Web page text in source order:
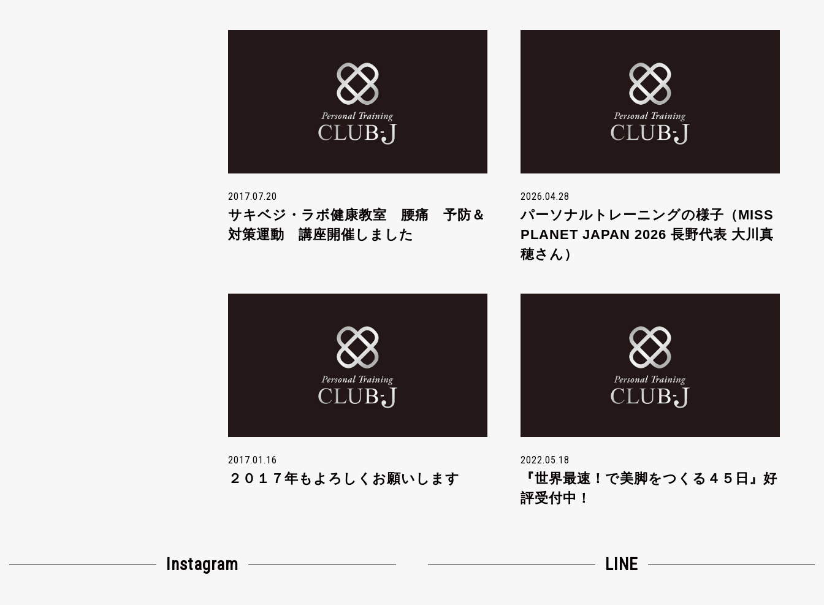
2017.07.20
サキベジ・ラボ健康教室 腰痛 予防＆
対策運動 講座開催しました
2026.04.28
パーソナルトレーニングの様子（MISS
PLANET JAPAN 2026 長野代表 大川真
穂さん）
2017.01.16
２０１７年もよろしくお願いします
2022.05.18
『世界最速！で美脚をつくる４５日』好
評受付中！
Instagram LINE